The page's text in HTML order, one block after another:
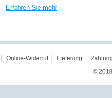
Erfahren Sie mehr
Online-Widerruf Lieferung
©